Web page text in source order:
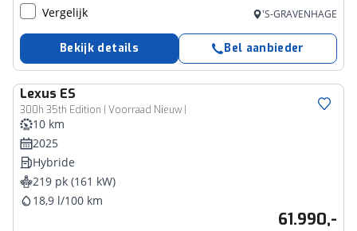
Vergelijk 'S-GRAVENHAGE
Bekijk details Bel aanbieder
Lexus ES
300h 35th Edition | Voorraad Nieuw |
10 km
2025
Hybride
219 pk (161 kW)
18,9 l/100 km
61.990,-